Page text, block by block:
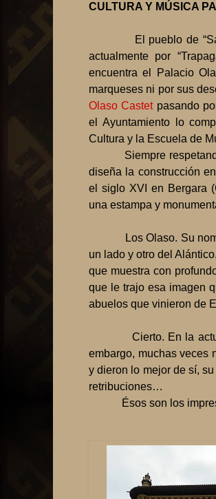
CULTURA Y MÚSICA
El pueblo de
actualmente por
encuentra el Palacio
marqueses ni por sus
Olaso Castet pasando
el Ayuntamiento lo
Cultura y la Escuela de
Siempre
diseña la construcción
el siglo XVI en Bergara
una estampa y
Los Olaso. Su
un lado y otro del
que muestra con
que le trajo esa imagen
abuelos que vinieron de
Cierto. En la
embargo, muchas veces
y dieron lo mejor de sí,
retribuciones…
Ésos son los